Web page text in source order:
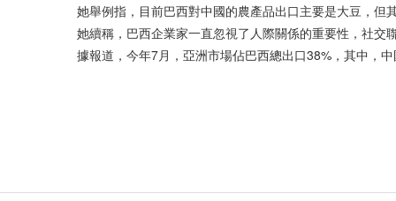
她舉例指，目前巴西對中國的農產品出口主要是大豆，
她續稱，巴西企業家一直忽視了人際關係的重要性，社
據報道，今年7月，亞洲市場佔巴西總出口38%，其中，